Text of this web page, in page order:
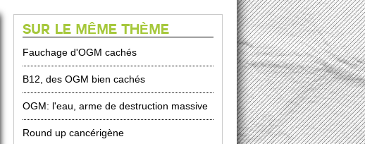
SUR LE MÊME THÈME
Fauchage d'OGM cachés
B12, des OGM bien cachés
OGM: l'eau, arme de destruction massive
Round up cancérigène